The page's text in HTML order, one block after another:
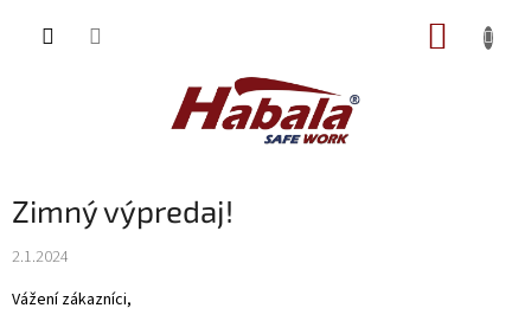
Zimný výpredaj!
2.1.2024
Vážení zákazníci,